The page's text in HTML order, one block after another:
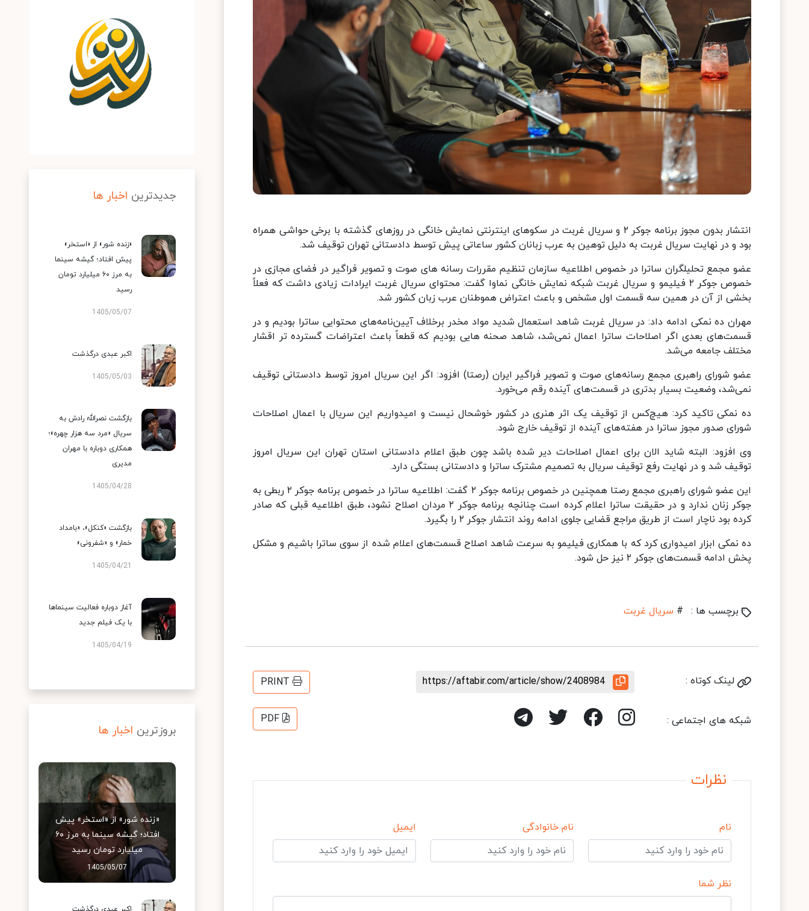
انتشار بدون مجوز برنامه جوکر ۲ و سریال غربت در سکوهای اینترنتی نمایش خانگی در روزهای گذشته با برخی حواشی همراه
بود و در نهایت سریال غربت به دلیل توهین به عرب زبانان کشور ساعاتی پیش توسط دادستانی تهران توقیف شد.
عضو مجمع تحلیلگران ساترا در خصوص اطلاعیه سازمان تنظیم مقررات رسانه های صوت و تصویر فراگیر در فضای مجازی در
خصوص جوکر ۲ فیلیمو و سریال غربت شبکه نمایش خانگی نماوا گفت: محتوای سریال غربت ایرادات زیادی داشت که فعلاً
بخشی از آن در همین سه قسمت اول مشخص و باعث اعتراض هموطنان عرب زبان کشور شد.
مهران ده نمکی ادامه داد: در سریال غربت شاهد استعمال شدید مواد مخدر برخلاف آیین‌نامه‌های محتوایی ساترا بودیم و در
قسمت‌های بعدی اگر اصلاحات ساترا اعمال نمی‌شد، شاهد صحنه هایی بودیم که قطعاً باعث اعتراضات گسترده تر اقشار
مختلف جامعه می‌شد.
عضو شورای راهبری مجمع رسانه‌های صوت و تصویر فراگیر ایران (رصتا) افزود: اگر این سریال امروز توسط دادستانی توقیف
نمی‌شد، وضعیت بسیار بدتری در قسمت‌های آینده رقم می‌خورد.
ده نمکی تاکید کرد: هیچ‌کس از توقیف یک اثر هنری در کشور خوشحال نیست و امیدواریم این سریال با اعمال اصلاحات
شورای صدور مجوز ساترا در هفته‌های آینده از توقیف خارج شود.
وی افزود: البته شاید الان برای اعمال اصلاحات دیر شده باشد چون طبق اعلام دادستانی استان تهران این سریال امروز
توقیف شد و در نهایت رفع توقیف سریال به تصمیم مشترک ساترا و دادستانی بستگی دارد.
این عضو شورای راهبری مجمع رصتا همچنین در خصوص برنامه جوکر ۲ گفت: اطلاعیه ساترا در خصوص برنامه جوکر ۲ ربطی به
جوکر زنان ندارد و در حقیقت ساترا اعلام کرده است چنانچه برنامه جوکر ۲ مردان اصلاح نشود، طبق اطلاعیه قبلی که صادر
کرده بود ناچار است از طریق مراجع قضایی جلوی ادامه روند انتشار جوکر ۲ را بگیرد.
ده نمکی ابزار امیدواری کرد که با همکاری فیلیمو به سرعت شاهد اصلاح قسمت‌های اعلام شده از سوی ساترا باشیم و مشکل
پخش ادامه قسمت‌های جوکر ۲ نیز حل شود.
برچسب ها : # سریال غربت
لینک کوتاه : https://aftabir.com/article/show/2408984
PRINT
شبکه های اجتماعی : PDF
نظرات
نام نام خانوادگی ایمیل
نظر شما
جدیدترین اخبار ها
«زنده شور» از «استخر»
پیش افتاد؛ گیشه سینما
به مرز ۶۰ میلیارد تومان
رسید
1405/05/07
اکبر عبدی درگذشت
1405/05/03
بازگشت نصرالله رادش به
سریال «مرد سه هزار چهره»؛
همکاری دوباره با مهران
مدیری
1405/04/28
بازگشت «کنکل»، «بامداد
خمار» و «شفرونی»
1405/04/21
آغاز دوباره فعالیت سینماها
با یک فیلم جدید
1405/04/19
بروزترین اخبار ها
«زنده شور» از «استخر» پیش
افتاد؛ گیشه سینما به مرز ۶۰
میلیارد تومان رسید
1405/05/07